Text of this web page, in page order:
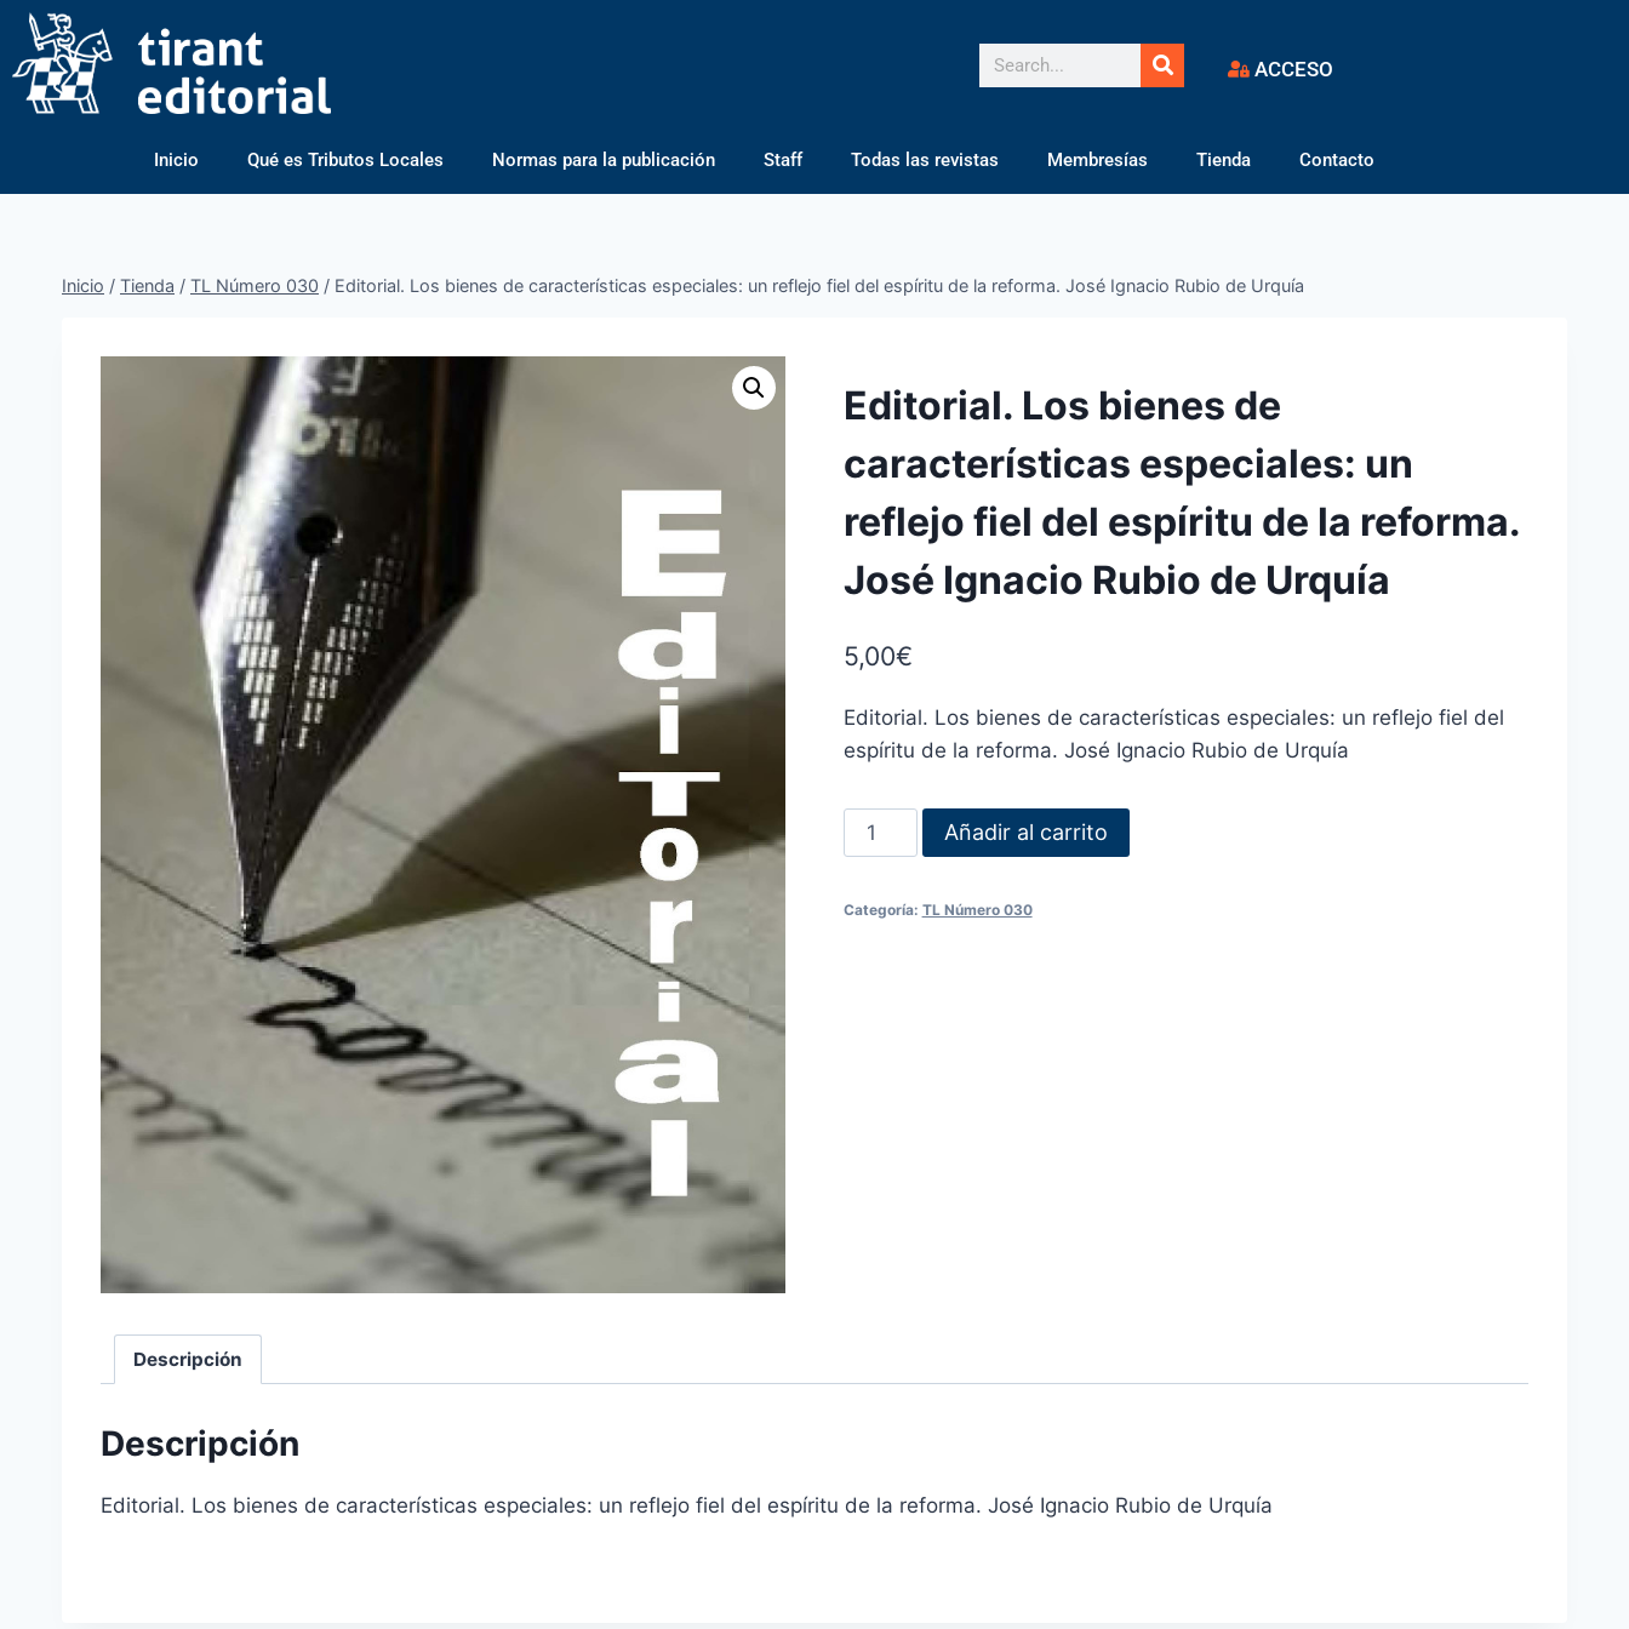
ACCESO
Inicio Qué es Tributos Locales Normas para la publicación Staff Todas las revistas Membresías Tienda Contacto
Inicio / Tienda / TL Número 030 / Editorial. Los bienes de características especiales: un reflejo fiel del espíritu de la reforma. José Ignacio Rubio de Urquía
Editorial. Los bienes de
características especiales: un
reflejo fiel del espíritu de la reforma.
José Ignacio Rubio de Urquía
5,00€
Editorial. Los bienes de características especiales: un reflejo fiel del
espíritu de la reforma. José Ignacio Rubio de Urquía
Añadir al carrito
Categoría: TL Número 030
Descripción
Descripción
Editorial. Los bienes de características especiales: un reflejo fiel del espíritu de la reforma. José Ignacio Rubio de Urquía